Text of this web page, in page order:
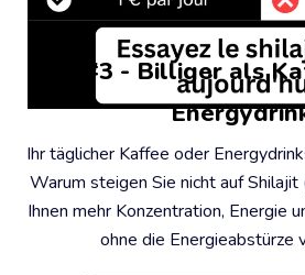
#3 - Billiger als
Ihr täglicher Kaffee oder
Warum steigen Sie nicht auf Shilajit
Ihnen mehr Konzentration, Energie
ohne die Energieabstürze